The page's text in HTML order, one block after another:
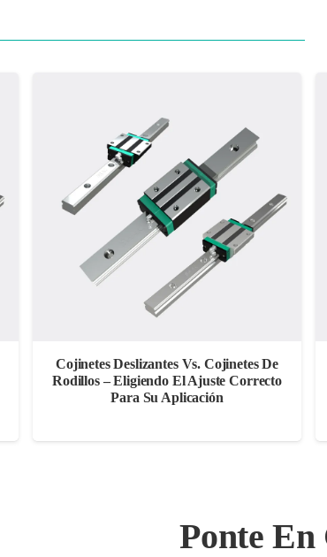
Cojinetes Deslizantes Vs. Cojinetes De
Rodillos – Eligiendo El Ajuste Correcto
Para Su Aplicación
Ponte En